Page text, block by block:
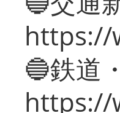
https://
🔵鉄道